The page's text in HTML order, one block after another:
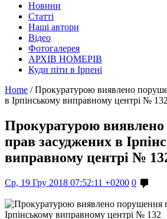
Новини
Статті
Наші автори
Відео
Фотогалерея
АРХІВ НОМЕРІВ
Куди піти в Ірпені
Home / Прокуратурою виявлено
в Ірпінському виправному центрі № 132
Прокуратурою
прав засуджених в
виправному центрі №
Ср, 19 Гру 2018 07:52:11 +0200 0